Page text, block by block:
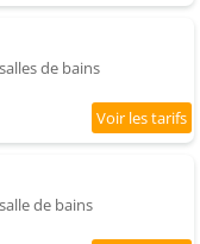
de bains
de bains